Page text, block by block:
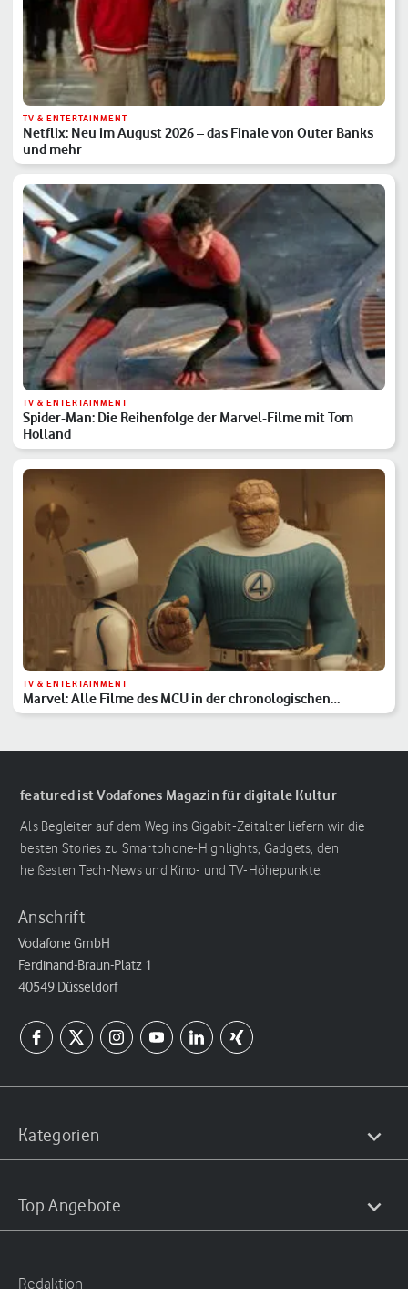
TV & ENTERTAINMENT
Netflix: Neu im August 2026 – das Finale von Outer Banks
und mehr
TV & ENTERTAINMENT
Spider-Man: Die Reihenfolge der Marvel-Filme mit Tom
Holland
TV & ENTERTAINMENT
Marvel: Alle Filme des MCU in der chronologischen
Reihenfolge
featured ist Vodafones Magazin für digitale Kultur
Als Begleiter auf dem Weg ins Gigabit-Zeitalter liefern wir die
besten Stories zu Smartphone-Highlights, Gadgets, den
heißesten Tech-News und Kino- und TV-Höhepunkte.
Anschrift
Vodafone GmbH
Ferdinand-Braun-Platz 1
40549 Düsseldorf
Kategorien
Top Angebote
Redaktion